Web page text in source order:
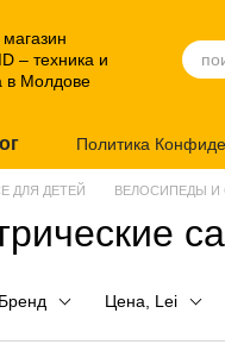
Политика
ДЛЯ ДЕТЕЙ ВЕЛОСИПЕДЫ И
Бренд Цена, Lei